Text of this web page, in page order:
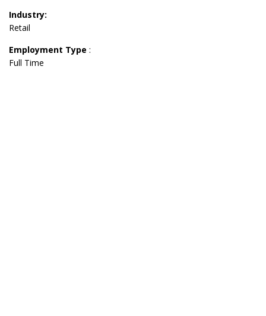
Industry:
Retail
Employment Type :
Full Time